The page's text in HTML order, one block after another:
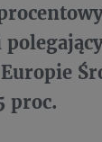
proc.